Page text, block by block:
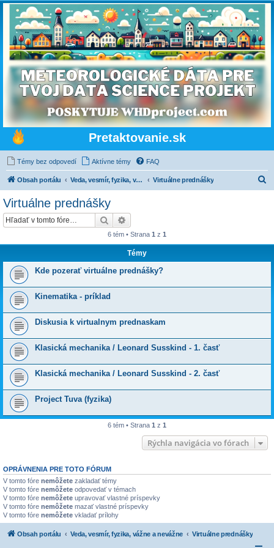
Pretaktovanie.sk
Témy bez odpovedí Aktívne témy FAQ
Obsah portálu Veda, vesmír, fyzika, vážne a nevážne Virtuálne prednášky
Virtuálne prednášky
Hľadať
6 tém • Strana 1 z 1
Témy
Kde pozerať virtuálne prednášky?
Kinematika - príklad
Diskusia k virtualnym prednaskam
Klasická mechanika / Leonard Susskind - 1. časť
Klasická mechanika / Leonard Susskind - 2. časť
Project Tuva (fyzika)
6 tém • Strana 1 z 1
Rýchla navigácia vo fórach
OPRÁVNENIA PRE TOTO FÓRUM
V tomto fóre nemôžete zakladať témy
V tomto fóre nemôžete odpovedať v témach
V tomto fóre nemôžete upravovať vlastné príspevky
V tomto fóre nemôžete mazať vlastné príspevky
V tomto fóre nemôžete vkladať prílohy
Obsah portálu Veda, vesmír, fyzika, vážne a nevážne Virtuálne prednášky